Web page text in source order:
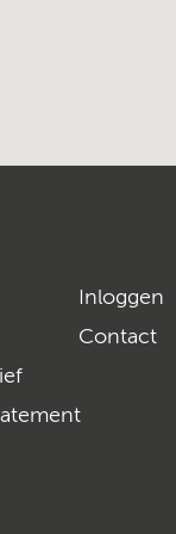
Inloggen
Contact